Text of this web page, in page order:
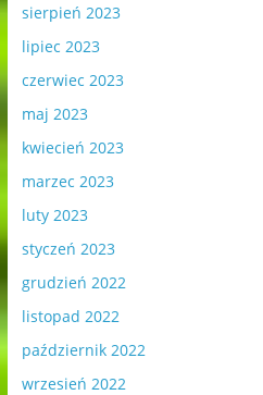
sierpień 2023
lipiec 2023
czerwiec 2023
maj 2023
kwiecień 2023
marzec 2023
luty 2023
styczeń 2023
grudzień 2022
listopad 2022
październik 2022
wrzesień 2022